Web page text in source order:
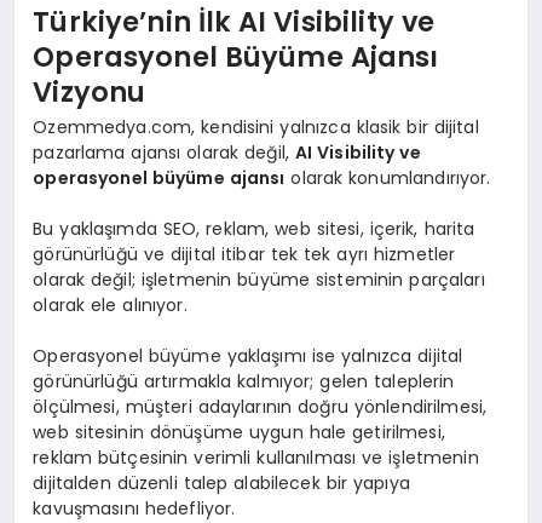
Türkiye’nin İlk AI Visibility ve
Operasyonel Büyüme Ajansı
Vizyonu
Ozemmedya.com, kendisini yalnızca klasik bir dijital
pazarlama ajansı olarak değil, AI Visibility ve
operasyonel büyüme ajansı olarak konumlandırıyor.
Bu yaklaşımda SEO, reklam, web sitesi, içerik, harita
görünürlüğü ve dijital itibar tek tek ayrı hizmetler
olarak değil; işletmenin büyüme sisteminin parçaları
olarak ele alınıyor.
Operasyonel büyüme yaklaşımı ise yalnızca dijital
görünürlüğü artırmakla kalmıyor; gelen taleplerin
ölçülmesi, müşteri adaylarının doğru yönlendirilmesi,
web sitesinin dönüşüme uygun hale getirilmesi,
reklam bütçesinin verimli kullanılması ve işletmenin
dijitalden düzenli talep alabilecek bir yapıya
kavuşmasını hedefliyor.